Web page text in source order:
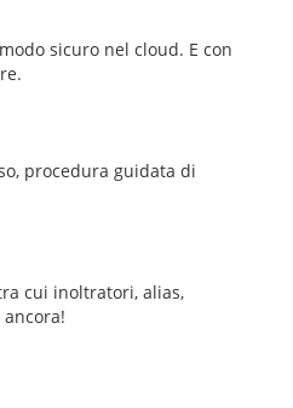
sicuro nel cloud. E con
procedura guidata di
cui inoltratori, alias,